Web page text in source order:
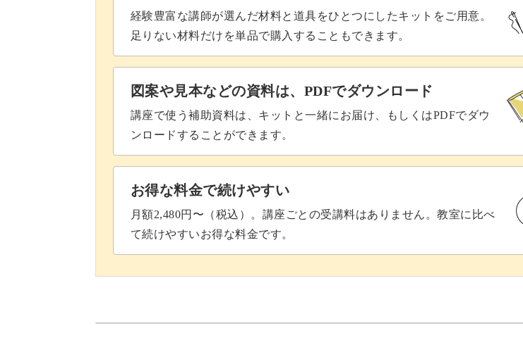
経験豊富な講師が選んだ材料と道具をひとつにしたキットをご用意。
足りない材料だけを単品で購入することもできます。
図案や見本などの資料は、PDFでダウンロード
講座で使う補助資料は、キットと一緒にお届け、もしくはPDFでダウ
ンロードすることができます。
お得な料金で続けやすい
月額2,480円〜（税込）。講座ごとの受講料はありません。教室に比べ
て続けやすいお得な料金です。